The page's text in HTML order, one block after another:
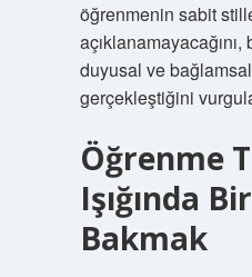
öğrenmenin sabit
duyusal ve
gerçekleştiğini
Öğrenme
Işığında
Bakmak